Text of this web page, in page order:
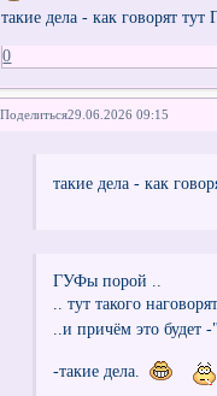
такие дела - как говорят
0
Поделиться29.06.2026 09:15
такие дела - как
ГУФы порой ..
.. тут такого
..и причём это будет
-такие дела.